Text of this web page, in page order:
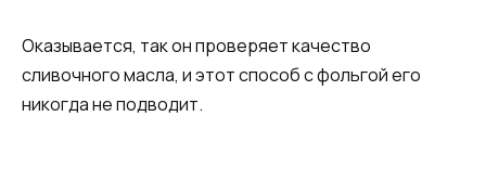
Оказывается, так он проверяет качество
сливочного масла, и этот способ с фольгой его
никогда не подводит.